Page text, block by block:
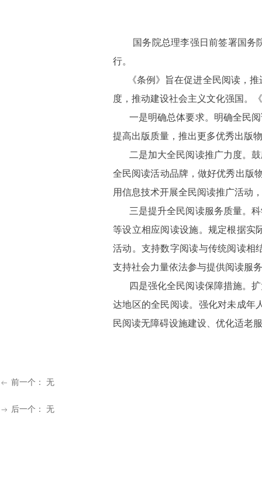
国务院总理李强日前签署国务院
行。
《条例》旨在促进全民阅读，推
度，推动建设社会主义文化强国。
一是明确总体要求。明确全民阅
提高出版质量，推出更多优秀出版
二是加大全民阅读推广力度。鼓
全民阅读活动品牌，做好优秀出版
用信息技术开展全民阅读推广活动
三是提升全民阅读服务质量。科
等设立相应阅读设施。规定根据实
活动。支持数字阅读与传统阅读相
支持社会力量依法参与提供阅读服
四是强化全民阅读保障措施。扩
达地区的全民阅读。强化对未成年
民阅读无障碍设施建设、优化适老
ꂃ 前一个： 无
ꁹ 后一个： 无